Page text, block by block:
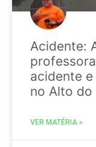
Acidente:
acidente e
no Alto do
VER MATÉRIA »